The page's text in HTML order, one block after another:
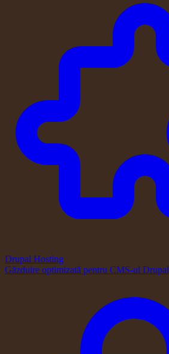
Drupal Hosting
Găzduire optimizată pentru CMS-ul Drupal